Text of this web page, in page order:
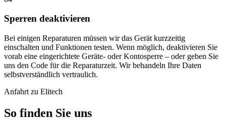
Sperren deaktivieren
Bei einigen Reparaturen müssen wir das Gerät kurzzeitig
einschalten und Funktionen testen. Wenn möglich, deaktivieren Sie
vorab eine eingerichtete Geräte- oder Kontosperre – oder geben Sie
uns den Code für die Reparaturzeit. Wir behandeln Ihre Daten
selbstverständlich vertraulich.
Anfahrt zu Elitech
So finden Sie uns